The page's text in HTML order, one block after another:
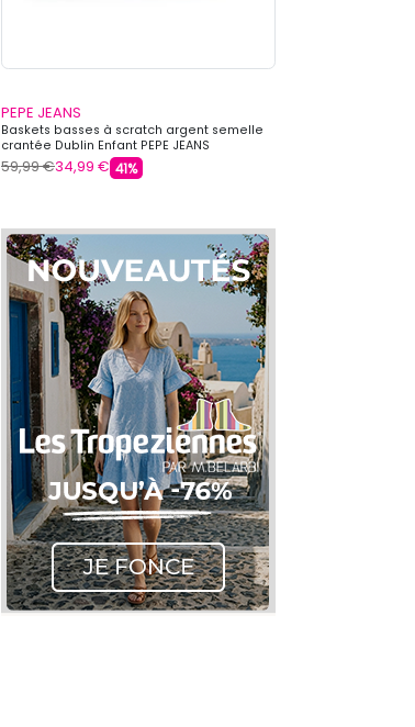
PEPE JEANS
Baskets basses à scratch argent semelle
crantée Dublin Enfant PEPE JEANS
59,99 €34,99 € 41%